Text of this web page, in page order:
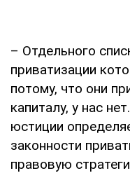
– Отдельного
приватизации
потому, что они
капиталу, у нас
юстиции
законности
правовую